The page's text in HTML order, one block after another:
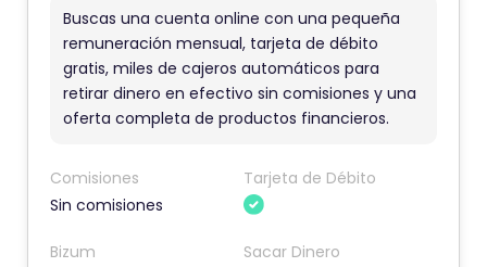
o
m
e
n
t
r
Buscas una cuenta online con una pequeña
remuneración mensual, tarjeta de débito
gratis, miles de cajeros automáticos para
retirar dinero en efectivo sin comisiones y una
oferta completa de productos financieros.
Comisiones
Sin comisiones
Tarjeta de Débito
Bizum
Sacar Dinero